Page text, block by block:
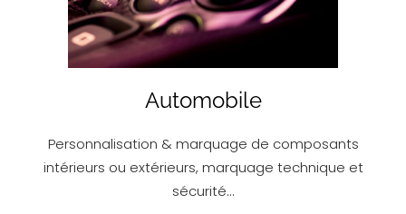
Automobile
Personnalisation & marquage de composants
intérieurs ou extérieurs, marquage technique et
sécurité…